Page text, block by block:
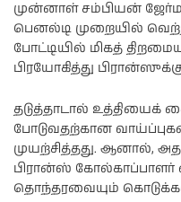
முன்னாள் சம்பியன்
பெனல்டி முறையில்
போட்டியில் மிகத்
பிரயோகித்து
தடுத்தாடால்
போடுவதற்கான
முயற்சித்தது. ஆனால்,
பிரான்ஸ்
தொந்தரவையும்